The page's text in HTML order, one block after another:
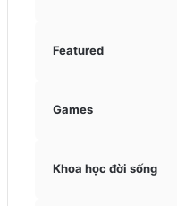
Featured
Games
Khoa học đời sống